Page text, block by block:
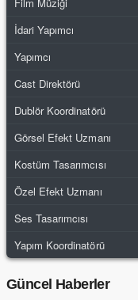
İdari Yapımcı
Yapımcı
Cast Direktörü
Dublör Koordinatörü
Görsel Efekt Uzmanı
Kostüm Tasarımcısı
Özel Efekt Uzmanı
Ses Tasarımcısı
Yapım Koordinatörü
Güncel Haberler